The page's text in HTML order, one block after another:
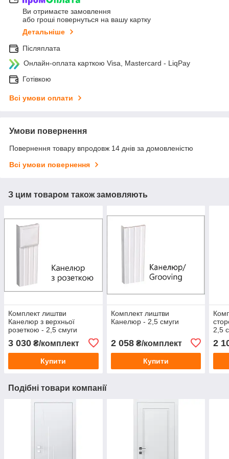
Ви отримаєте замовлення
або гроші повернуться на вашу картку
Детальніше
Післяплата
Онлайн-оплата карткою Visa, Mastercard - LiqPay
Готівкою
Всі умови оплати
Умови повернення
Повернення товару впродовж 14 днів за домовленістю
Всі умови повернення
З цим товаром також замовляють
Комплект лиштви
Канелюр з верхньої
розеткою - 2,5 смуги
3 030 ₴/комплект
Купити
Комплект лиштви
Канелюр - 2,5 смуги
2 058₴/комплект
Купити
2,5
2
Подібні товари компанії